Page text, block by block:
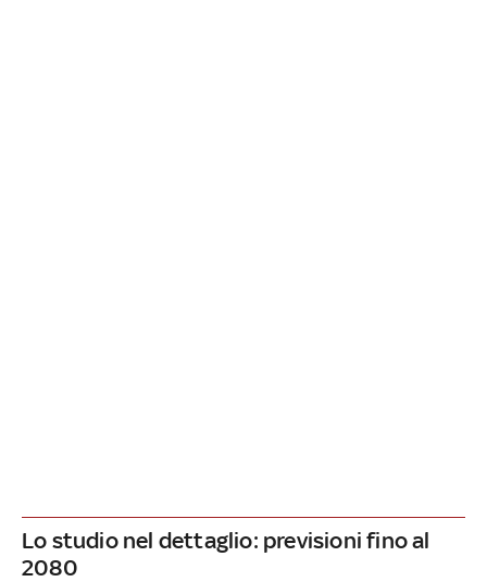
Lo studio nel dettaglio: previsioni fino al
2080